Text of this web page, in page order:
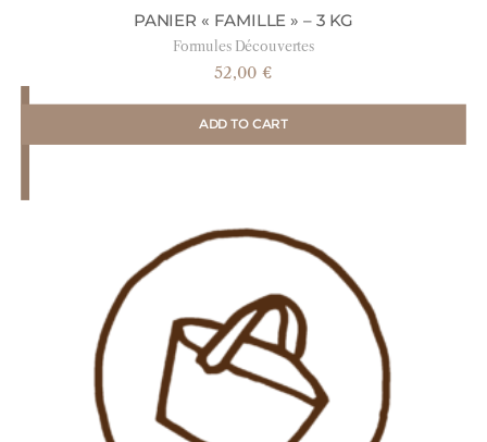
PANIER « FAMILLE » – 3 KG
Formules Découvertes
52,00€
ADD TO CART